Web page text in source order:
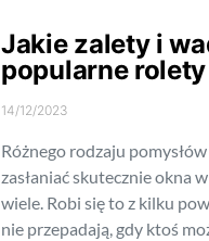
Jakie zalety i
popularne
14/12/2023
Różnego rodzaju
zasłaniać skutecznie okna
wiele. Robi się to z kilku
nie przepadają, gdy ktoś